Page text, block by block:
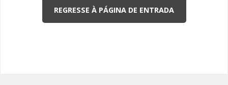
REGRESSE À PÁGINA DE ENTRADA